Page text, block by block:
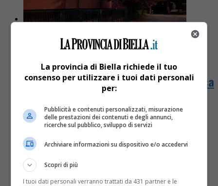
Paura fra gli studenti in gita scolastica
Un automobilista continuava a battere i pugni sul
parabrezza del suo pullman, lui, temendo che la
situazione degenerasse, è sceso dall’autobus
impugnando una mazza per spaventarlo....
La provincia di Biella richiede il tuo
consenso per utilizzare i tuoi dati personali
per:
Pubblicità e contenuti personalizzati, misurazione
delle prestazioni dei contenuti e degli annunci,
ricerche sul pubblico, sviluppo di servizi
Archiviare informazioni su dispositivo e/o accedervi
Scopri di più
I tuoi dati personali verranno trattati da 431 partner e le